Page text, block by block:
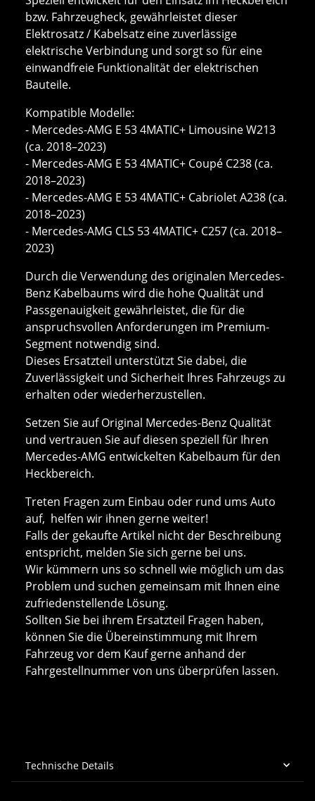
bzw. Fahrzeugheck, gewährleistet dieser
Elektrosatz / Kabelsatz eine zuverlässige
elektrische Verbindung und sorgt so für eine
einwandfreie Funktionalität der elektrischen
Bauteile.
Kompatible Modelle:
- Mercedes-AMG E 53 4MATIC+ Limousine W213
(ca. 2018–2023)
- Mercedes-AMG E 53 4MATIC+ Coupé C238 (ca.
2018–2023)
- Mercedes-AMG E 53 4MATIC+ Cabriolet A238 (ca.
2018–2023)
- Mercedes-AMG CLS 53 4MATIC+ C257 (ca. 2018–
2023)
Durch die Verwendung des originalen Mercedes-
Benz Kabelbaums wird die hohe Qualität und
Passgenauigkeit gewährleistet, die für die
anspruchsvollen Anforderungen im Premium-
Segment notwendig sind.
Dieses Ersatzteil unterstützt Sie dabei, die
Zuverlässigkeit und Sicherheit Ihres Fahrzeugs zu
erhalten oder wiederherzustellen.
Setzen Sie auf Original Mercedes-Benz Qualität
und vertrauen Sie auf diesen speziell für Ihren
Mercedes-AMG entwickelten Kabelbaum für den
Heckbereich.
Treten Fragen zum Einbau oder rund ums Auto
auf, helfen wir ihnen gerne weiter!
Falls der gekaufte Artikel nicht der Beschreibung
entspricht, melden Sie sich gerne bei uns.
Wir kümmern uns so schnell wie möglich um das
Problem und suchen gemeinsam mit Ihnen eine
zufriedenstellende Lösung.
Sollten Sie bei ihrem Ersatzteil Fragen haben,
können Sie die Übereinstimmung mit Ihrem
Fahrzeug vor dem Kauf gerne anhand der
Fahrgestellnummer von uns überprüfen lassen.
Technische Details